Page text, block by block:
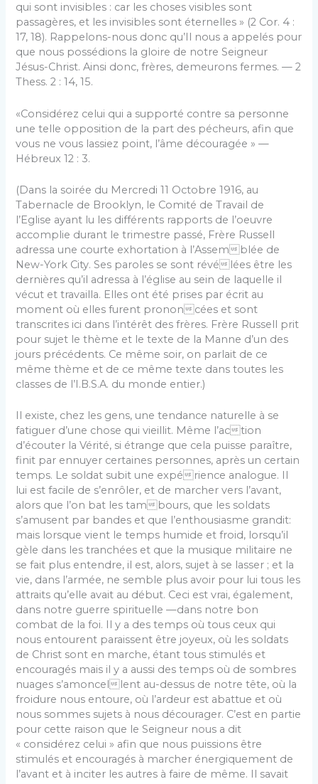
qui sont invisibles : car les choses visibles sont
passagères, et les invisibles sont éternelles » (2 Cor. 4 :
17, 18). Rappelons-nous donc qu’Il nous a appelés pour
que nous possédions la gloire de notre Seigneur
Jésus-Christ. Ainsi donc, frères, demeurons fermes. — 2
Thess. 2 : 14, 15.
«Considérez celui qui a supporté contre sa personne
une telle opposition de la part des pécheurs, afin que
vous ne vous lassiez point, l’âme découragée » —
Hébreux 12 : 3.
(Dans la soirée du Mercredi 11 Octobre 1916, au
Tabernacle de Brooklyn, le Comité de Travail de
l’Eglise ayant lu les différents rapports de l’oeuvre
accomplie durant le trimestre passé, Frère Russell
adressa une courte exhortation à l’Assemblée de
New-York City. Ses paroles se sont révélées être les
dernières qu’il adressa à l’église au sein de laquelle il
vécut et travailla. Elles ont été prises par écrit au
moment où elles furent prononcées et sont
transcrites ici dans l’intérêt des frères. Frère Russell prit
pour sujet le thème et le texte de la Manne d’un des
jours précédents. Ce même soir, on parlait de ce
même thème et de ce même texte dans toutes les
classes de l’I.B.S.A. du monde entier.)
Il existe, chez les gens, une tendance naturelle à se
fatiguer d’une chose qui vieillit. Même l’action
d’écouter la Vérité, si étrange que cela puisse paraître,
finit par ennuyer certaines personnes, après un certain
temps. Le soldat subit une expérience analogue. Il
lui est facile de s’enrôler, et de marcher vers l’avant,
alors que l’on bat les tambours, que les soldats
s’amusent par bandes et que l’enthousiasme grandit:
mais lorsque vient le temps humide et froid, lorsqu’il
gèle dans les tranchées et que la musique militaire ne
se fait plus entendre, il est, alors, sujet à se lasser ; et la
vie, dans l’armée, ne semble plus avoir pour lui tous les
attraits qu’elle avait au début. Ceci est vrai, également,
dans notre guerre spirituelle —dans notre bon
combat de la foi. Il y a des temps où tous ceux qui
nous entourent paraissent être joyeux, où les soldats
de Christ sont en marche, étant tous stimulés et
encouragés mais il y a aussi des temps où de sombres
nuages s’amoncellent au-dessus de notre tête, où la
froidure nous entoure, où l’ardeur est abattue et où
nous sommes sujets à nous décourager. C’est en partie
pour cette raison que le Seigneur nous a dit
« considérez celui » afin que nous puissions être
stimulés et encouragés à marcher énergiquement de
l’avant et à inciter les autres à faire de même. Il savait